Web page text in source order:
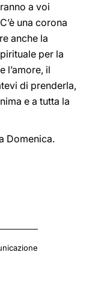
a voi
una corona
anche la
per la
l’amore, il
di prenderla,
e a tutta la
Domenica.